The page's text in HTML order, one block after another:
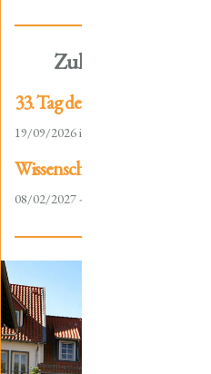
Zukünftige
33. Tag der Thüringischen
19/09/2026 in Schleusingen
Wissenschaftliche Tagung
08/02/2027 - 10/02/2027 in